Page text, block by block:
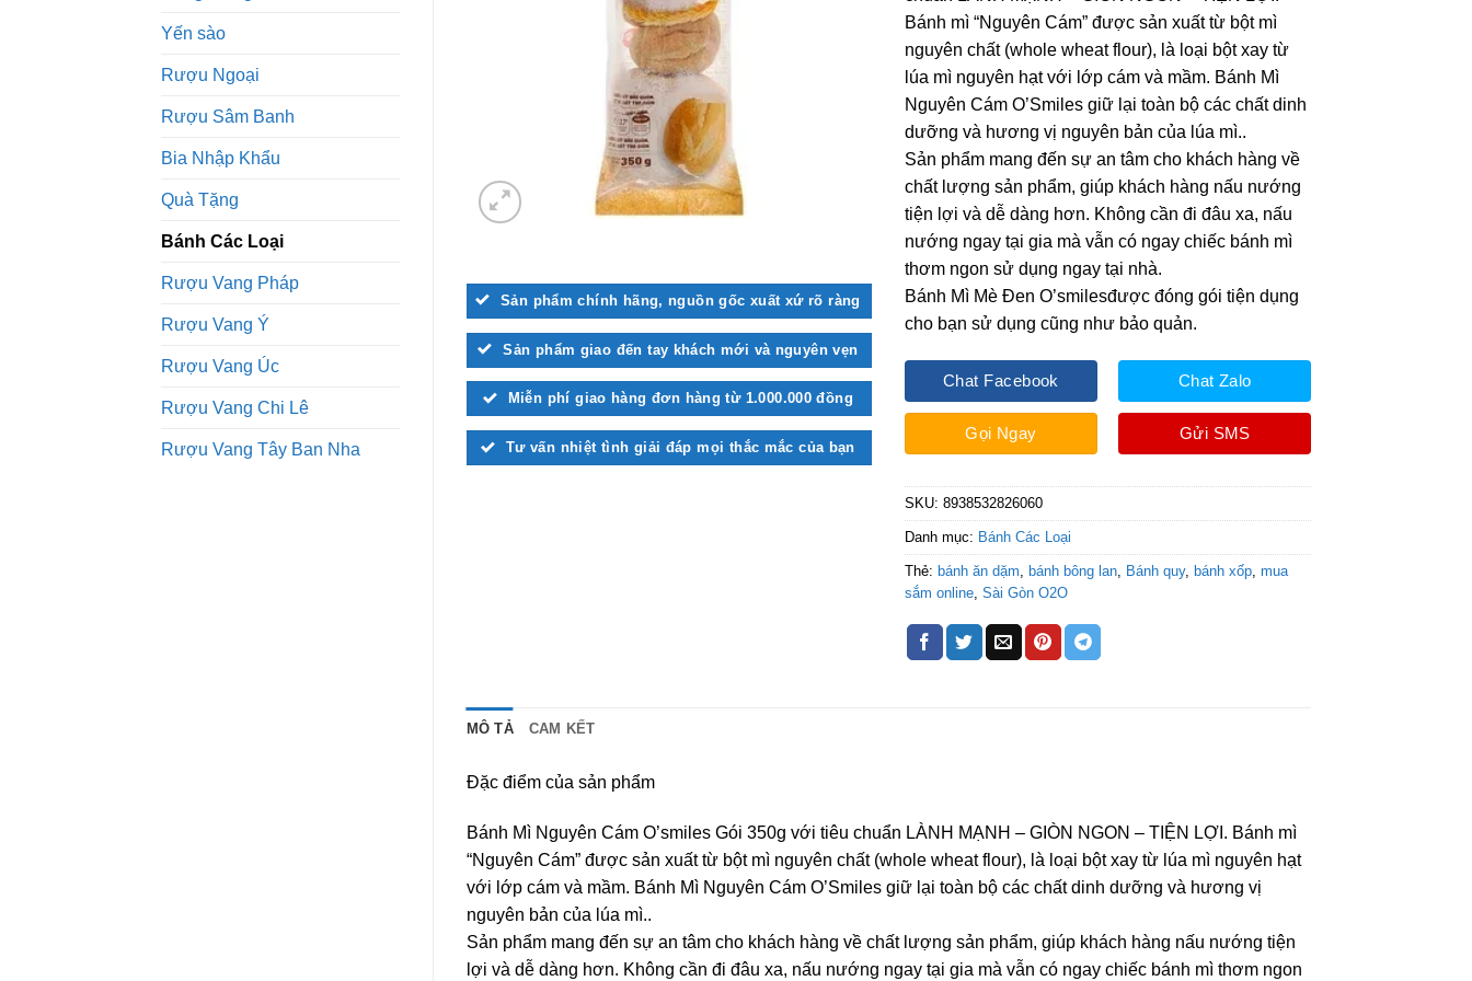
Yến sào
Rượu Ngoại
Rượu Sâm Banh
Bia Nhập Khẩu
Quà Tặng
Bánh Các Loại
Rượu Vang Pháp
Rượu Vang Ý
Rượu Vang Úc
Rượu Vang Chi Lê
Rượu Vang Tây Ban Nha
Sản phẩm chính hãng, nguồn gốc xuất xứ rõ ràng
Sản phẩm giao đến tay khách mới và nguyên vẹn
Miễn phí giao hàng đơn hàng từ 1.000.000 đồng
Tư vấn nhiệt tình giải đáp mọi thắc mắc của bạn
Bánh mì “Nguyên Cám” được sản xuất từ bột mì
nguyên chất (whole wheat flour), là loại bột xay từ
lúa mì nguyên hạt với lớp cám và mầm. Bánh Mì
Nguyên Cám O’Smiles giữ lại toàn bộ các chất dinh
dưỡng và hương vị nguyên bản của lúa mì..
Sản phẩm mang đến sự an tâm cho khách hàng về
chất lượng sản phẩm, giúp khách hàng nấu nướng
tiện lợi và dễ dàng hơn. Không cần đi đâu xa, nấu
nướng ngay tại gia mà vẫn có ngay chiếc bánh mì
thơm ngon sử dụng ngay tại nhà.
Bánh Mì Mè Đen O’smilesđược đóng gói tiện dụng
cho bạn sử dụng cũng như bảo quản.
Chat Facebook
Gọi Ngay
Chat Zalo
Gửi SMS
SKU:8938532826060
Danh mục: Bánh Các Loại
Thẻ: bánh ăn dặm, bánh bông lan, Bánh quy, bánh xốp,mua
sắm online,Sài Gòn O2O
MÔ TẢ CAM KẾT
Đặc điểm của sản phẩm
Bánh Mì Nguyên Cám O’smiles Gói 350g với tiêu chuẩn LÀNH MẠNH – GIÒN NGON – TIỆN LỢI. Bánh mì
“Nguyên Cám” được sản xuất từ bột mì nguyên chất (whole wheat flour), là loại bột xay từ lúa mì nguyên hạt
với lớp cám và mầm. Bánh Mì Nguyên Cám O’Smiles giữ lại toàn bộ các chất dinh dưỡng và hương vị
nguyên bản của lúa mì..
Sản phẩm mang đến sự an tâm cho khách hàng về chất lượng sản phẩm, giúp khách hàng nấu nướng tiện
lợi và dễ dàng hơn. Không cần đi đâu xa, nấu nướng ngay tại gia mà vẫn có ngay chiếc bánh mì thơm ngon